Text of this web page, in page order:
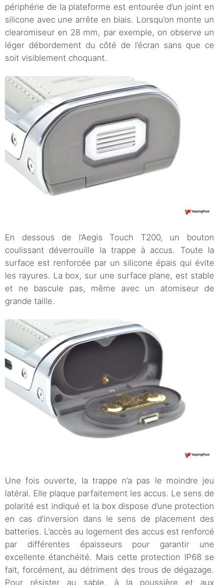
périphérie de la plateforme est entourée d’un joint en
silicone avec une arrête en biais. Lorsqu’on monte un
clearomiseur en 28 mm, par exemple, on observe un
léger débordement du côté de l’écran sans que ce
soit visiblement choquant.
En dessous de l’Aegis Touch T200, un bouton
coulissant déverrouille la trappe à accus. Toute la
surface est renforcée par un silicone épais qui évite
les rayures. La box, sur une surface plane, est stable
et ne bascule pas, même avec un atomiseur de
grande taille.
Une fois ouverte, la trappe n’a pas le moindre jeu
latéral. Elle plaque parfaitement les accus. Le sens de
polarité est indiqué et la box dispose d’une protection
en cas d’inversion dans le sens de placement des
batteries. L’accès au logement des accus est renforcé
par différentes épaisseurs pour garantir une
excellente étanchéité. Mais cette protection IP68 se
fait, forcément, au détriment des trous de dégazage.
Pour résister au sable, à la poussière et aux